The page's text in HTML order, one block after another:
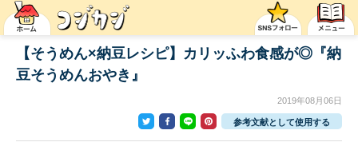
【そうめん×納豆レシピ】カリッふわ食感が◎『納
豆そうめんおやき』
2019年08月06日
参考文献として使用する